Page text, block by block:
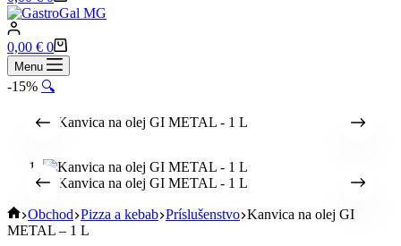
cart
Shopping
cart
0,00 € 0
Menu
-15% 🔍
Home
Obchod Pizza a kebab Príslušenstvo Kanvica na olej GI
METAL – 1 L